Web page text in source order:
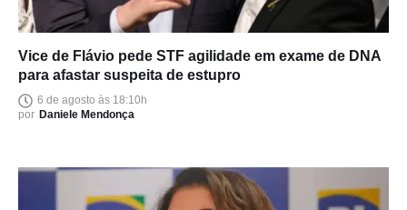
Vice de Flávio pede STF agilidade em exame de DNA
para afastar suspeita de estupro
6 de agosto às 18:10h
por Daniele Mendonça